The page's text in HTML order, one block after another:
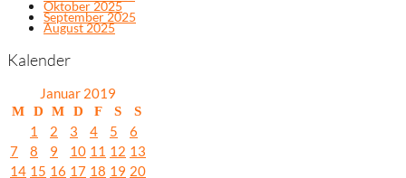
Oktober 2025
September 2025
August 2025
Kalender
Januar 2019
M D M D F S S
1 2 3 4 5
6
7
8 9 10 11 12 13
14 15 16 17 18 19 20